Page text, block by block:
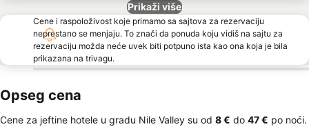
Prikaži više
Cene i raspoloživost koje primamo sa sajtova za rezervaciju
neprestano se menjaju. To znači da ponuda koju vidiš na sajtu za
rezervaciju možda neće uvek biti potpuno ista kao ona koja je bila
prikazana na trivagu.
Opseg cena
Cene za jeftine hotele u gradu Nile Valley su od ‎8 € do ‎47 € po noći.